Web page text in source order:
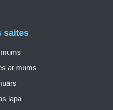
saites
ar mums
lapa